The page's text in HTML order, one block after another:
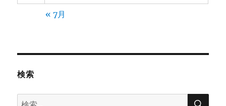
« 7月
検索
検
検